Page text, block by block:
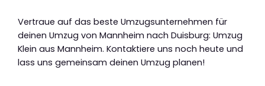
Vertraue auf das beste Umzugsunternehmen für
deinen Umzug von Mannheim nach Duisburg: Umzug
Klein aus Mannheim. Kontaktiere uns noch heute und
lass uns gemeinsam deinen Umzug planen!